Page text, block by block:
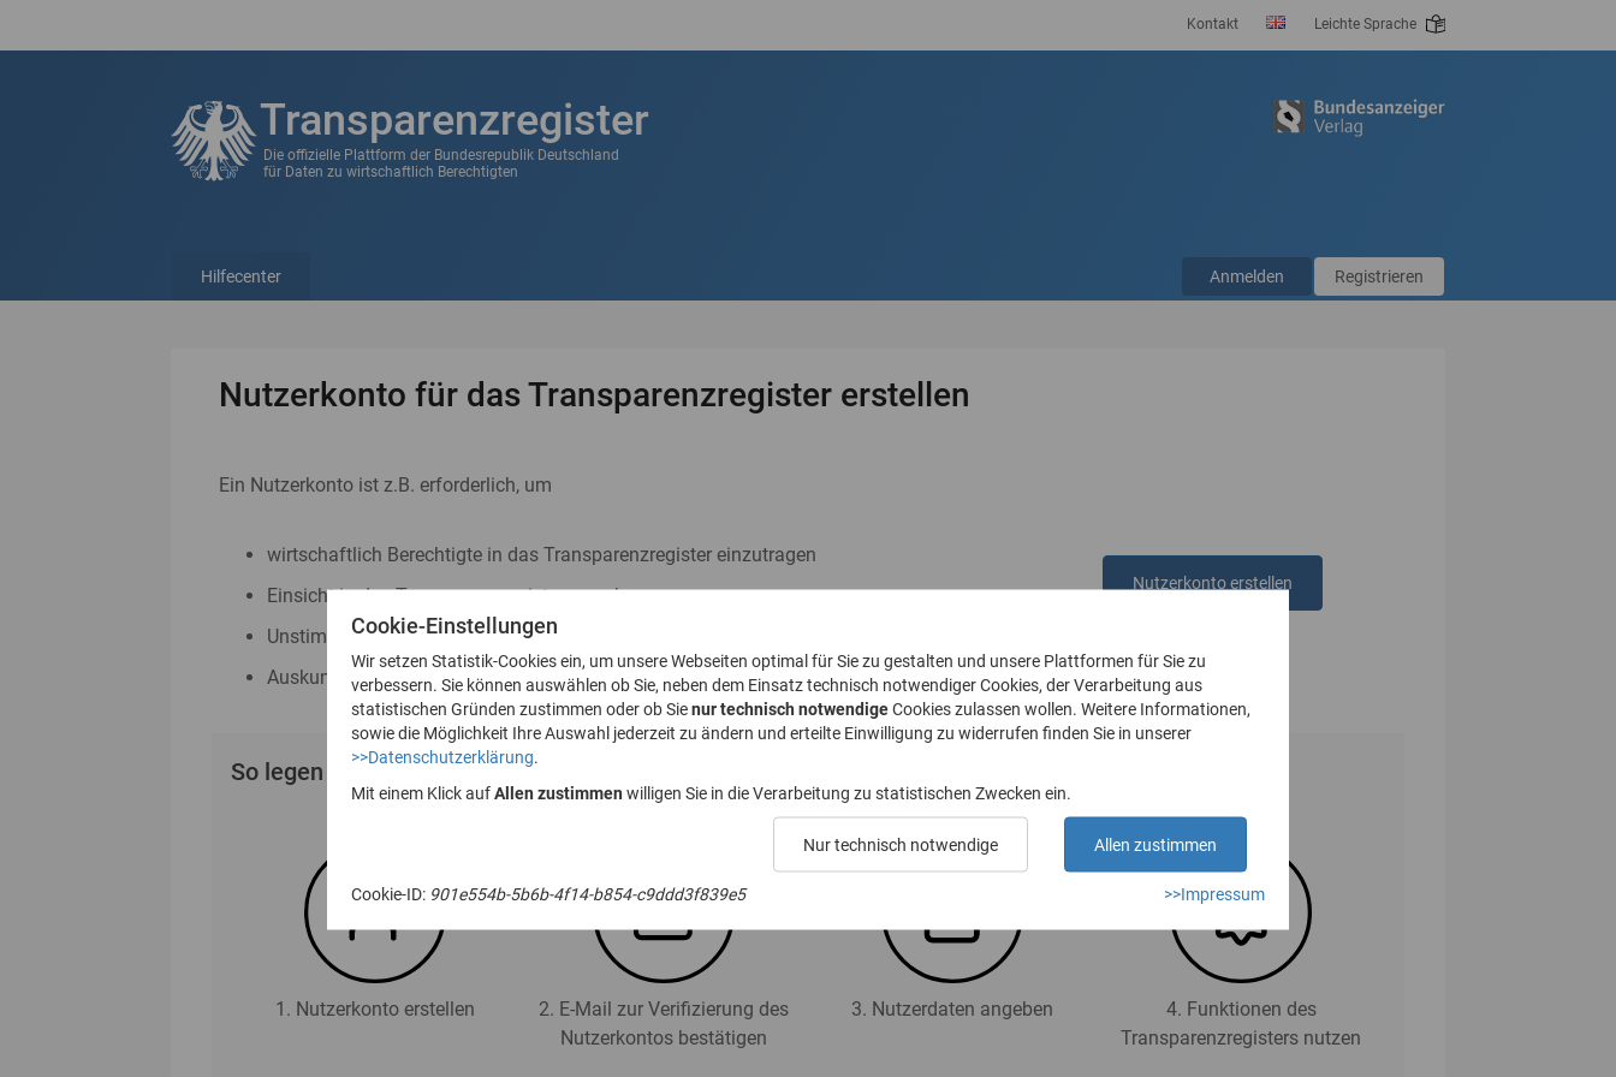
Kontakt Leichte Sprache
Transparenzregister
Die offizielle Plattform der Bundesrepublik Deutschland
für Daten zu wirtschaftlich Berechtigten
Anmelden Registrieren
Hilfecenter
Nutzerkonto für das Transparenzregister erstellen
Ein Nutzerkonto ist z.B. erforderlich, um
wirtschaftlich Berechtigte in das Transparenzregister einzutragen
Einsicht in das Transparenzregister zu nehmen
Unstimmigkeitsmeldungen nach § 23a GwG abzugeben
Auskunftsanträge nach § 23 Abs. 8 GwG zu stellen
Nutzerkonto erstellen
oderanmelden
So legen Sie Ihr Nutzerkonto für das Transparenzregister an (Registrierung):
1. Nutzerkonto erstellen
2. E-Mail zur Verifizierung des
Nutzerkontos bestätigen
3. Nutzerdaten angeben
4. Funktionen des
Transparenzregisters nutzen
Cookie-Einstellungen
Wir setzen Statistik-Cookies ein, um unsere Webseiten optimal für Sie zu gestalten und unsere Plattformen für Sie zu
verbessern. Sie können auswählen ob Sie, neben dem Einsatz technisch notwendiger Cookies, der Verarbeitung aus
statistischen Gründen zustimmen oder ob Sienur technisch notwendigeCookies zulassen wollen. Weitere Informationen,
sowie die Möglichkeit Ihre Auswahl jederzeit zu ändern und erteilte Einwilligung zu widerrufen finden Sie in unserer
>>Datenschutzerklärung
Mit einem Klick auf Allen zustimmen willigen Sie in die Verarbeitung zu statistischen Zwecken ein.
Nur technisch notwendige Allen zustimmen
Cookie-ID: 901e554b-5b6b-4f14-b854-c9ddd3f839e5 >>Impressum